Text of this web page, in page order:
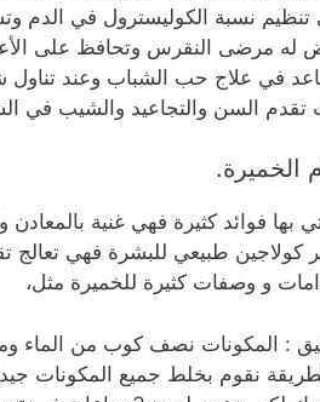
تنظيم نسبة الكوليسترول في الدم
له مرضى النقرس وتحافظ على
في علاج حب الشباب وعند تناول
تقدم السن والتجاعيد والشيب في
الخميرة.
بها فوائد كثيرة فهي غنية بالمعادن
كولاجين طبيعي للبشرة فهي تعالج
و وصفات كثيرة للخميرة مثل،
: المكونات نصف كوب من الماء
نقوم بخلط جميع المكونات